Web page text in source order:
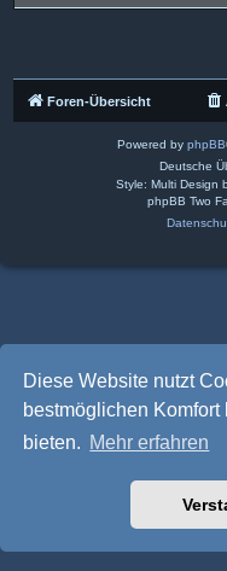
Diese Website nutzt
bestmöglichen
bieten. Mehr erfahren
Foren-Übersicht
Powered by phpBB
Deutsche
Style: Multi Design
phpBB Two